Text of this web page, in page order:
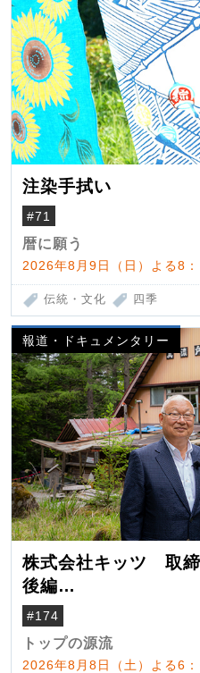
注染手拭い
#71
暦に願う
2026年8月9日（日）よる8
伝統・文化 四季
報道・ドキュメンタリー
株式会社キッツ 取
後編
米国駐在でも浮かん
んだ父母
#174
トップの源流
2026年8月8日（土）よる6